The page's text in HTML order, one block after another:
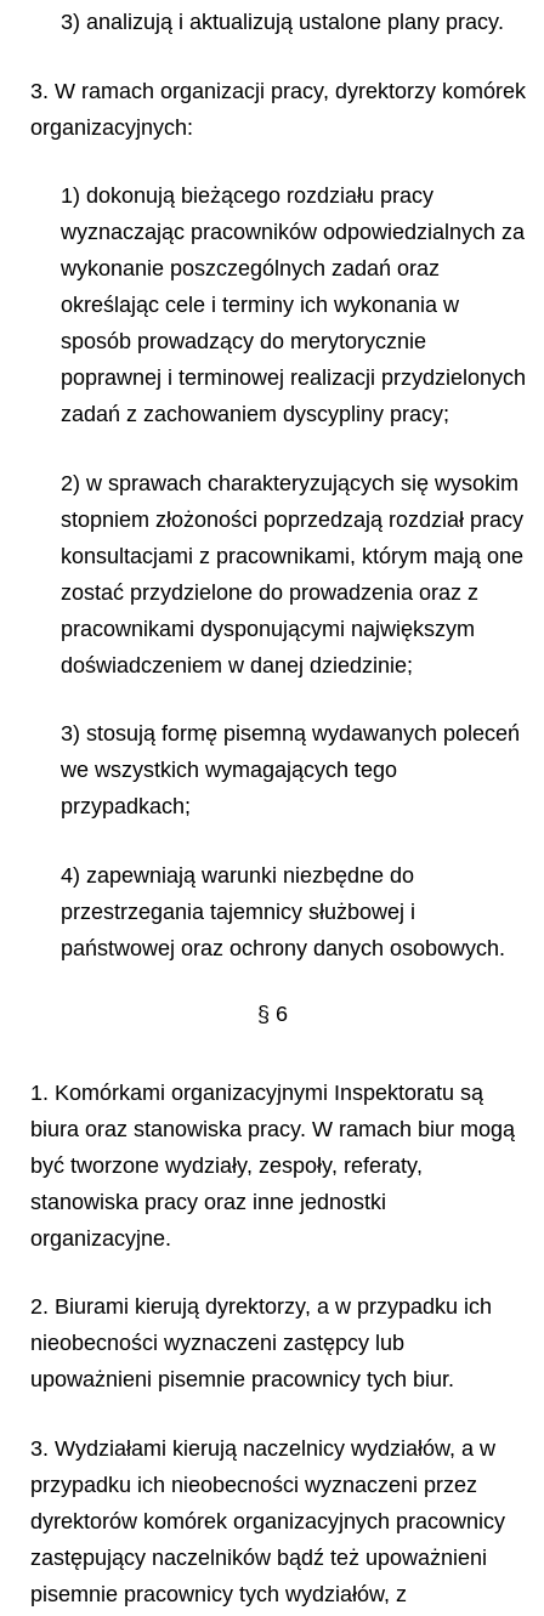
3) analizują i aktualizują ustalone plany pracy.
3. W ramach organizacji pracy, dyrektorzy komórek
organizacyjnych:
1) dokonują bieżącego rozdziału pracy
wyznaczając pracowników odpowiedzialnych za
wykonanie poszczególnych zadań oraz
określając cele i terminy ich wykonania w
sposób prowadzący do merytorycznie
poprawnej i terminowej realizacji przydzielonych
zadań z zachowaniem dyscypliny pracy;
2) w sprawach charakteryzujących się wysokim
stopniem złożoności poprzedzają rozdział pracy
konsultacjami z pracownikami, którym mają one
zostać przydzielone do prowadzenia oraz z
pracownikami dysponującymi największym
doświadczeniem w danej dziedzinie;
3) stosują formę pisemną wydawanych poleceń
we wszystkich wymagających tego
przypadkach;
4) zapewniają warunki niezbędne do
przestrzegania tajemnicy służbowej i
państwowej oraz ochrony danych osobowych.
§ 6
1. Komórkami organizacyjnymi Inspektoratu są
biura oraz stanowiska pracy. W ramach biur mogą
być tworzone wydziały, zespoły, referaty,
stanowiska pracy oraz inne jednostki
organizacyjne.
2. Biurami kierują dyrektorzy, a w przypadku ich
nieobecności wyznaczeni zastępcy lub
upoważnieni pisemnie pracownicy tych biur.
3. Wydziałami kierują naczelnicy wydziałów, a w
przypadku ich nieobecności wyznaczeni przez
dyrektorów komórek organizacyjnych pracownicy
zastępujący naczelników bądź też upoważnieni
pisemnie pracownicy tych wydziałów, z